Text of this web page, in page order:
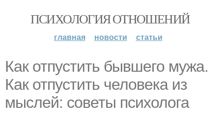
ПСИХОЛОГИЯ ОТНОШЕНИЙ
главная новости статьи
Как отпустить бывшего мужа.
Как отпустить человека из
мыслей: советы психолога